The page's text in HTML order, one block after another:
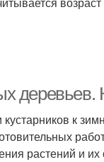
деревьев.
к
растений и